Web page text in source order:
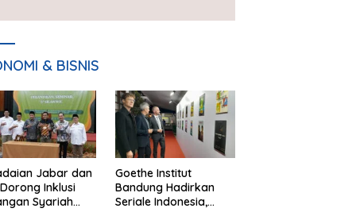
& BISNIS
Jabar dan
Dorong Inklusi
Syariah
Goethe Institut
Bandung Hadirkan
Seriale Indonesia,